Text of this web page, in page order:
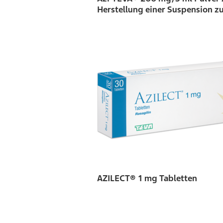
Herstellung einer Suspension
AZILECT® 1 mg Tabletten